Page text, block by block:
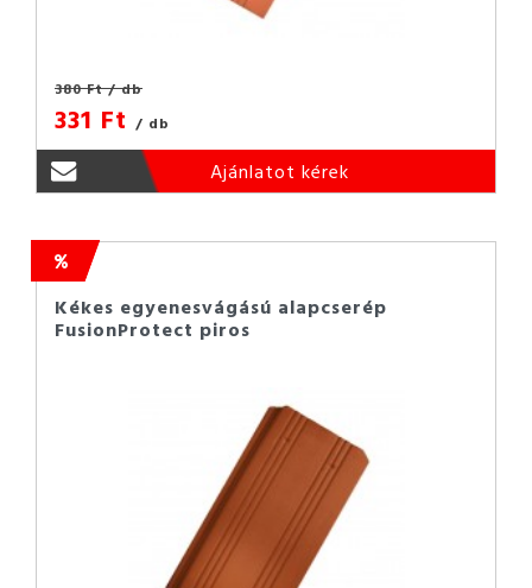
380 Ft/ db
331 Ft / db
Ajánlatot kérek
Kékes egyenesvágású alapcserép
FusionProtect piros